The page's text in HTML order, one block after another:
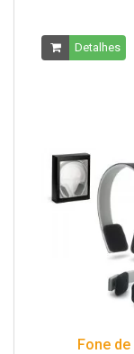
Detalhes
Fone